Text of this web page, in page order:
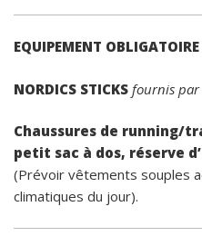
EQUIPEMENT OBLIGATOIRE
NORDICS STICKS fournis par
Chaussures de running/
petit sac à dos, réserve
(Prévoir vêtements souples
climatiques du jour).